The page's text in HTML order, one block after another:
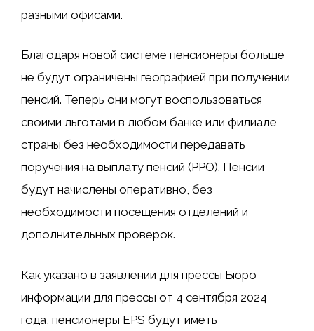
разными офисами.
Благодаря новой системе пенсионеры больше
не будут ограничены географией при получении
пенсий. Теперь они могут воспользоваться
своими льготами в любом банке или филиале
страны без необходимости передавать
поручения на выплату пенсий (PPO). Пенсии
будут начислены оперативно, без
необходимости посещения отделений и
дополнительных проверок.
Как указано в заявлении для прессы Бюро
информации для прессы от 4 сентября 2024
года, пенсионеры EPS будут иметь